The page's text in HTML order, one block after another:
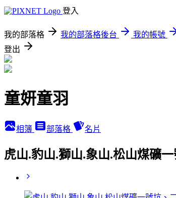
登入
我的部落格 我的部落格後台
我的帳號
登出
童妍童羽
相簿 部落格 名片
虎山.豹山.獅山.象山.松山煤礦